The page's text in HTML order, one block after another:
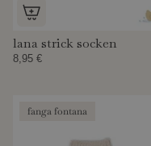
lana strick socken
8,95 €
fanga fontana